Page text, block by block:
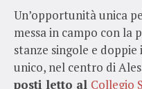
Un’opportunità unica
messa in campo con la
stanze singole e
unico, nel centro di
posti letto al Collegio